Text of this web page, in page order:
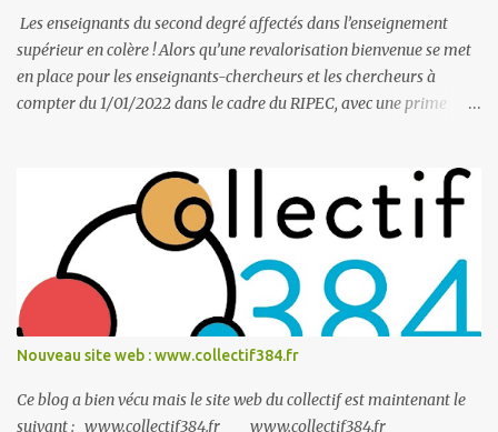
r
e
s
Les enseignants du second degré affectés dans l’enseignement
supérieur en colère ! Alors qu’une revalorisation bienvenue se met
en place pour les enseignants-chercheurs et les chercheurs à
compter du 1/01/2022 dans le cadre du RIPEC, avec une prime
concernera un nombre nettement plus important de collègues, les
PRAG/PRCE sont les grands oubliés de cette amélioration des
rémunérations et des carrières ! Pourquoi ne bénéficierions-nous
pas comme nos collègues EC et Chercheurs d’une revalorisation
pour « investissement pédagogique » ? P our « valeur
professionnelle et acquis de l’expérience professionnelle » ? P our
la « qualité des activités et engagement professionnel » ? P our les
PRAG/PRCE continueront à s’investir autant, à prendre des
responsabilités dans les co...
Nouveau site web : www.collectif384.fr
Ce blog a bien vécu mais le site web du collectif est maintenant le
suivant : www.collectif384.fr www.collectif384.fr